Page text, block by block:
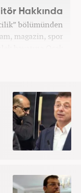
Hakkında
bölümünden
magazin, spor
hayatına Ocak